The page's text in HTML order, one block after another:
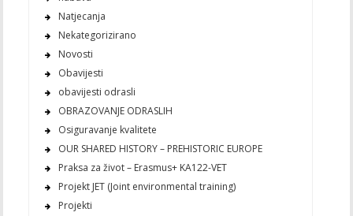
Natjecanja
Nekategorizirano
Novosti
Obavijesti
obavijesti odrasli
OBRAZOVANJE ODRASLIH
Osiguravanje kvalitete
OUR SHARED HISTORY – PREHISTORIC EUROPE
Praksa za život – Erasmus+ KA122-VET
Projekt JET (Joint environmental training)
Projekti